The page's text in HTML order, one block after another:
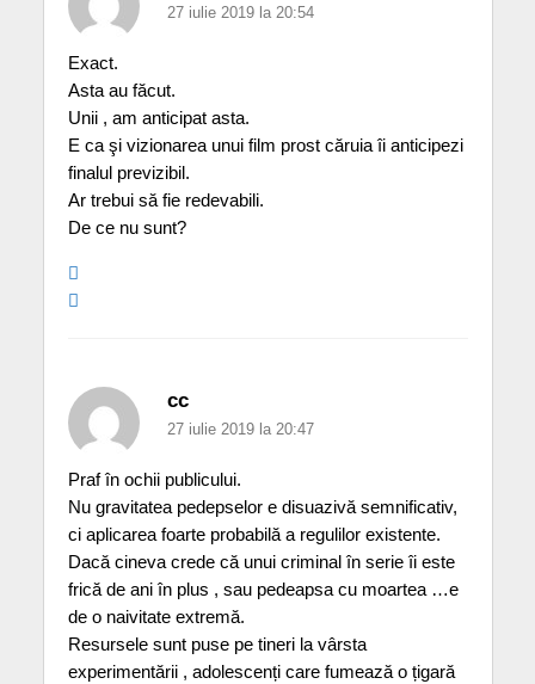
27 iulie 2019 la 20:54
Exact.
Asta au făcut.
Unii , am anticipat asta.
E ca şi vizionarea unui film prost căruia îi anticipezi
finalul previzibil.
Ar trebui să fie redevabili.
De ce nu sunt?
cc
27 iulie 2019 la 20:47
Praf în ochii publicului.
Nu gravitatea pedepselor e disuazivă semnificativ,
ci aplicarea foarte probabilă a regulilor existente.
Dacă cineva crede că unui criminal în serie îi este
frică de ani în plus , sau pedeapsa cu moartea …e
de o naivitate extremă.
Resursele sunt puse pe tineri la vârsta
experimentării , adolescenți care fumează o țigară